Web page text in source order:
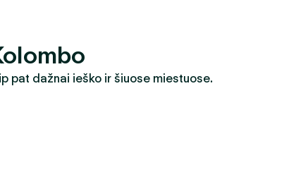
pat dažnai ieško ir šiuose miestuose.